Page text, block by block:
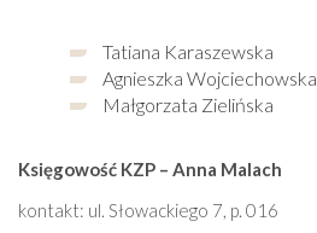
Tatiana Karaszewska
Agnieszka Wojciechowska
Małgorzata Zielińska
Księgowość KZP – Anna Malach
kontakt: ul. Słowackiego 7, p. 016